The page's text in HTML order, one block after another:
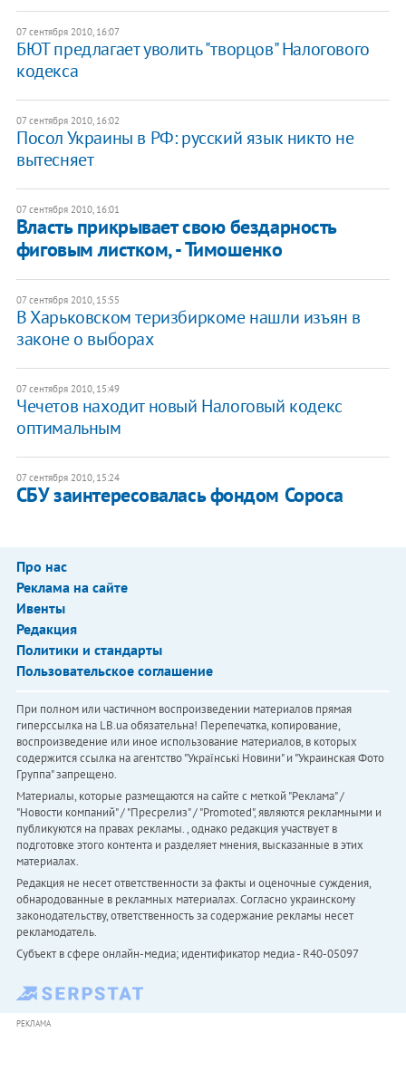
07 сентября 2010, 16:07
БЮТ предлагает уволить "творцов" Налогового
кодекса
07 сентября 2010, 16:02
Посол Украины в РФ: русский язык никто не
вытесняет
07 сентября 2010, 16:01
Власть прикрывает свою бездарность
фиговым листком, - Тимошенко
07 сентября 2010, 15:55
В Харьковском теризбиркоме нашли изъян в
законе о выборах
07 сентября 2010, 15:49
Чечетов находит новый Налоговый кодекс
оптимальным
07 сентября 2010, 15:24
СБУ заинтересовалась фондом Сороса
Про нас
Реклама на сайте
Ивенты
Редакция
Политики и стандарты
Пользовательское соглашение
При полном или частичном воспроизведении материалов прямая
гиперссылка на LB.ua обязательна! Перепечатка, копирование,
воспроизведение или иное использование материалов, в которых
содержится ссылка на агентство "Українськi Новини" и "Украинская Фото
Группа" запрещено.
Материалы, которые размещаются на сайте с меткой "Реклама" /
"Новости компаний" / "Пресрелиз" / "Promoted", являются рекламными и
публикуются на правах рекламы. , однако редакция участвует в
подготовке этого контента и разделяет мнения, высказанные в этих
материалах.
Редакция не несет ответственности за факты и оценочные суждения,
обнародованные в рекламных материалах. Согласно украинскому
законодательству, ответственность за содержание рекламы несет
рекламодатель.
Субъект в сфере онлайн-медиа; идентификатор медиа - R40-05097
РЕКЛАМА